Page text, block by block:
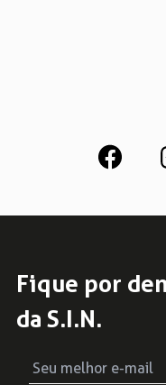
Fique por
da S.I.N.